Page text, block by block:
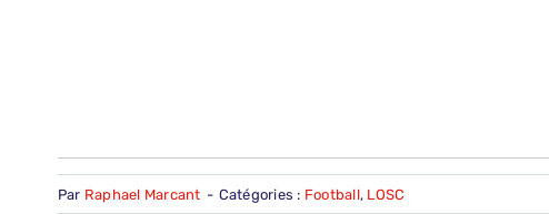
Par Raphael Marcant - Catégories : Football, LOSC